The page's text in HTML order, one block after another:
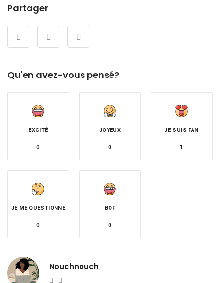
Partager
Qu'en avez-vous pensé?
EXCITÉ
0
JOYEUX
0
JE SUIS FAN
1
JE ME QUESTIONNE
0
BOF
0
Nouchnouch
Website